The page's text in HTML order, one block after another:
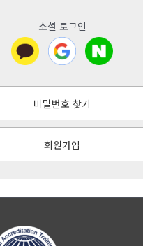
소셜 로그인
비밀번호 찾기
회원가입